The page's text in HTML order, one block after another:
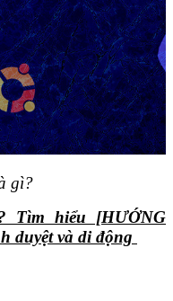
gì?
Tìm hiểu [HƯỚNG
duyệt và di động